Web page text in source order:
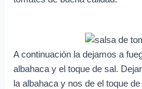
A continuación la dejamos a
albahaca y el toque de sal.
la albahaca y nos de el toque